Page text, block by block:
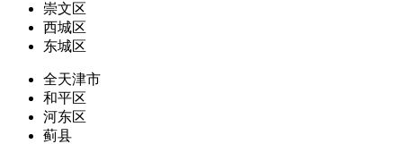
崇文区
西城区
东城区
全天津市
和平区
河东区
蓟县